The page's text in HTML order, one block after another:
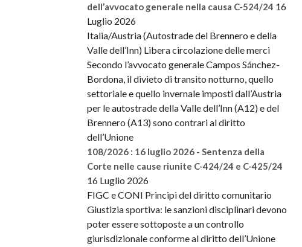
dell’avvocato generale nella causa C-524/24 16
Luglio 2026
Italia/Austria (Autostrade del Brennero e della
Valle dell’Inn) Libera circolazione delle merci
Secondo l’avvocato generale Campos Sánchez-
Bordona, il divieto di transito notturno, quello
settoriale e quello invernale imposti dall’Austria
per le autostrade della Valle dell’Inn (A12) e del
Brennero (A13) sono contrari al diritto
dell’Unione
108/2026 : 16 luglio 2026 - Sentenza della
Corte nelle cause riunite C-424/24 e C-425/24
16 Luglio 2026
FIGC e CONI Principi del diritto comunitario
Giustizia sportiva: le sanzioni disciplinari devono
poter essere sottoposte a un controllo
giurisdizionale conforme al diritto dell’Unione